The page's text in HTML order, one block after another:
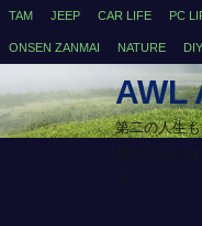
TAM JEEP CAR LIFE PC
ONSEN ZANMAI NATURE DIY
AWL
第二の人生